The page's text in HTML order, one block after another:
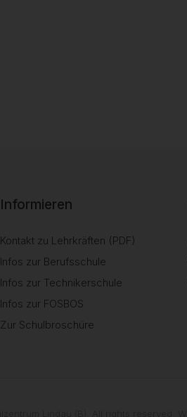
Informieren
Kontakt zu Lehrkräften (PDF)
Infos zur Berufsschule
Infos zur Technikerschule
Infos zur FOSBOS
Zur Schulbroschüre